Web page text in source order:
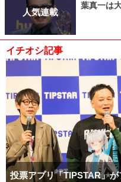
人気連載
葉真一は
イチオシ記事
投票アプリ「TIPSTAR」